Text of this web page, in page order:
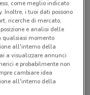
Avola Noto
come meglio indicato
Inoltre, i tuoi dati possono
ricerche di mercato,
e analisi delle
qualsiasi momento
all'interno della
a visualizzare annunci
e probabilmente non
cambiare idea
all'interno della